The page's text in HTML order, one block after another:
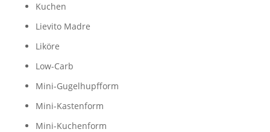
Kuchen
Lievito Madre
Liköre
Low-Carb
Mini-Gugelhupfform
Mini-Kastenform
Mini-Kuchenform